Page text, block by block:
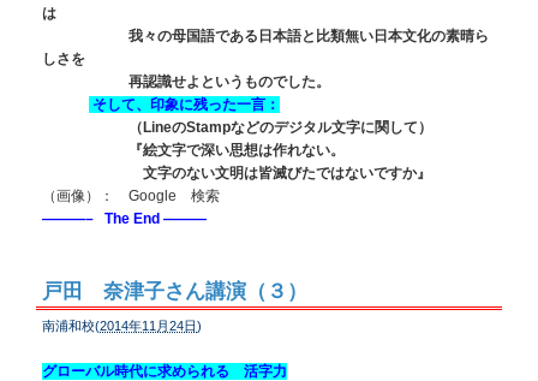
は
我々の母国語である日本語と比類無い日本文化の素晴ら
しさを
再認識せよというものでした。
そして、印象に残った一言：
（LineのStampなどのデジタル文字に関して）
『絵文字で深い思想は作れない。
文字のない文明は皆滅びたではないですか』
（画像）： Google 検索
———– The End ———
戸田 奈津子さん講演（３）
南浦和校(2014年11月24日)
グローバル時代に求められる 活字力